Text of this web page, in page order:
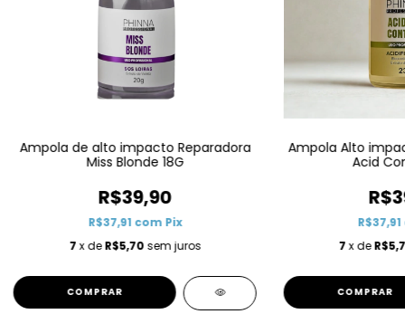
Ampola de alto impacto Reparadora
Miss Blonde 18G
R$39,90
R$37,91 com Pix
7x deR$5,70 sem juros
Ampola Alto
Acid
R$37,91
7 x de